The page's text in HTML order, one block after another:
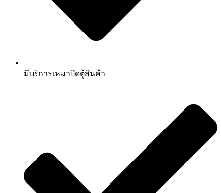
มีบริการเหมาปิดตู้สินค้า